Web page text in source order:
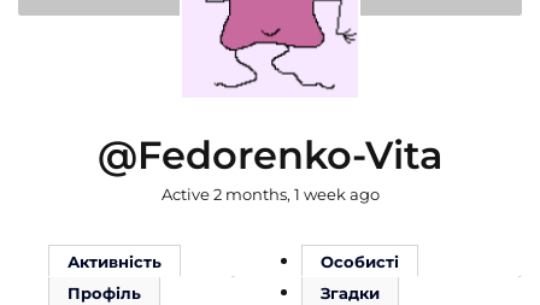
@fedorenko-Vita
Active 2 months, 1 week ago
Активність
Профіль
Особисті
Згадки